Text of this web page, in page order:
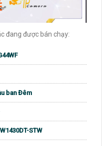
đang được bán chạy:
ban Đêm
STW